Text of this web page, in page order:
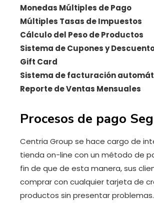
Monedas Múltiples de Pago
Múltiples Tasas de Impuestos
Cálculo del Peso de Productos
Sistema de Cupones y
Gift Card
Sistema de facturación
Reporte de Ventas Mensuales
Procesos de pago
Centria Group se hace cargo de
tienda on-line con un método de
fin de que de esta manera, sus
comprar con cualquier tarjeta de
productos sin presentar